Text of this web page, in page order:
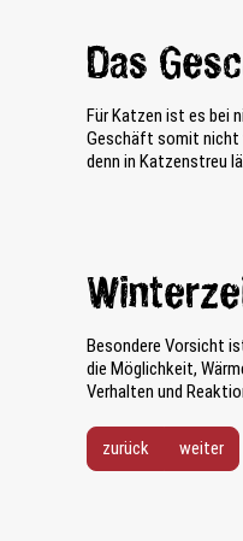
Das
Für Katzen ist es bei
Geschäft somit nicht
denn in Katzenstreu
Besondere Vorsicht
die Möglichkeit,
Verhalten und
zurück weiter